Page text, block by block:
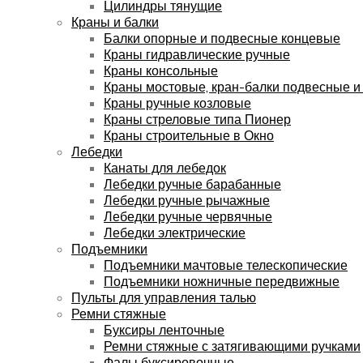
Цилиндры тянущие
Краны и балки
Балки опорные и подвесные концевые
Краны гидравлические ручные
Краны консольные
Краны мостовые, кран-балки подвесные
Краны ручные козловые
Краны стреловые типа Пионер
Краны строительные в Окно
Лебедки
Канаты для лебедок
Лебедки ручные барабанные
Лебедки ручные рычажные
Лебедки ручные червячные
Лебедки электрические
Подъемники
Подъемники мачтовые телескопические
Подъемники ножничные передвижные
Пульты для управления талью
Ремни стяжные
Буксиры ленточные
Ремни стяжные с затягивающими ручками